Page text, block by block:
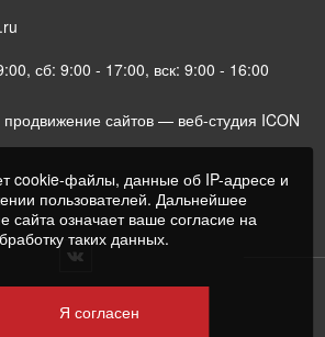
сб: 9:00 - 17:00, вск: 9:00 - 16:00
продвижение сайтов — веб-студия ICON
Все права защищены.
cookie-файлы, данные об IP-адресе и
пользователей. Дальнейшее
сайта означает ваше согласие на
таких данных.
Я согласен